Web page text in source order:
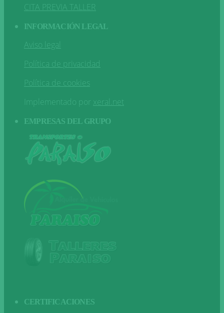
CITA PREVIA TALLER
INFORMACIÓN LEGAL
Aviso legal
Política de privacidad
Política de cookies
Implementado por
xeral.net
EMPRESAS DEL GRUPO
CERTIFICACIONES